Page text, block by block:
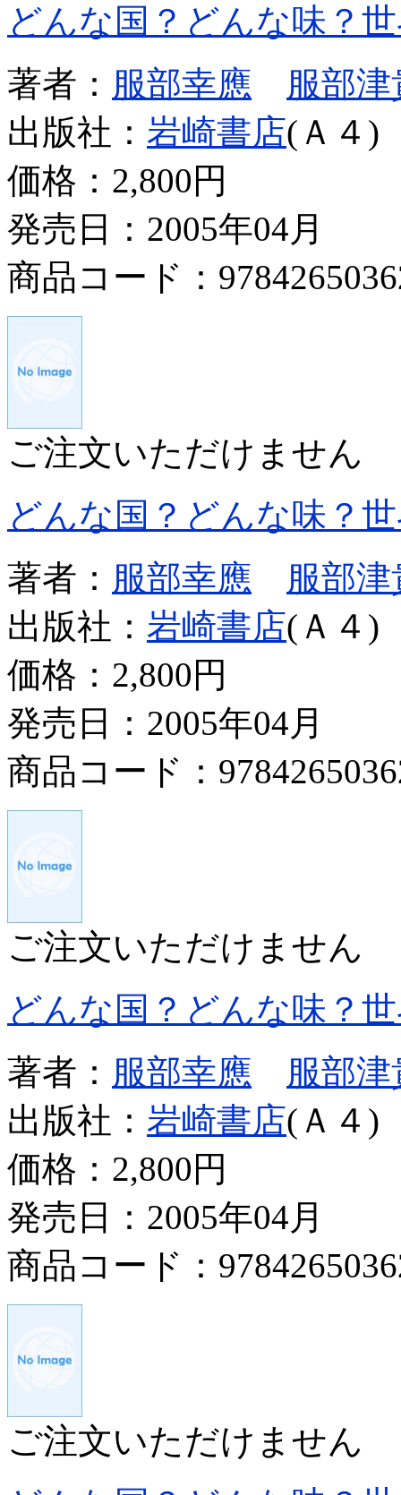
どんな国？どんな味？
著者： 服部幸應
服部
出版社： 岩崎書店(Ａ４)
価格： 2,800円
発売日：2005年04月
商品コード：
ご注文いただけません
どんな国？どんな味？
著者： 服部幸應
服部
出版社： 岩崎書店(Ａ４)
価格： 2,800円
発売日：2005年04月
商品コード：
ご注文いただけません
どんな国？どんな味？
著者： 服部幸應
服部
出版社： 岩崎書店(Ａ４)
価格： 2,800円
発売日：2005年04月
商品コード：
ご注文いただけません